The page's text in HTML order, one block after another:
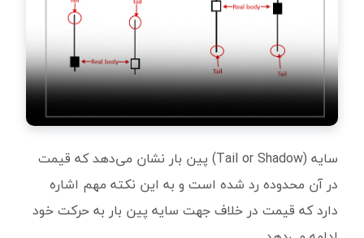
سایه (Tail or Shadow) پین بار نشان می‌دهد که قیمت
در آن محدوده رد شده است و به این نکته مهم اشاره
دارد که قیمت در خلاف جهت سایه پین بار به حرکت خود